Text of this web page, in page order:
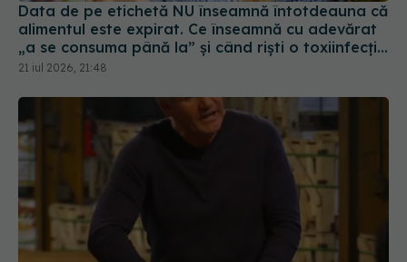
Data de pe etichetă NU înseamnă întotdeauna că
alimentul este expirat. Ce înseamnă cu adevărat
„a se consuma până la” și când riști o toxiinfecție
alimentară
21 iul 2026, 21:48